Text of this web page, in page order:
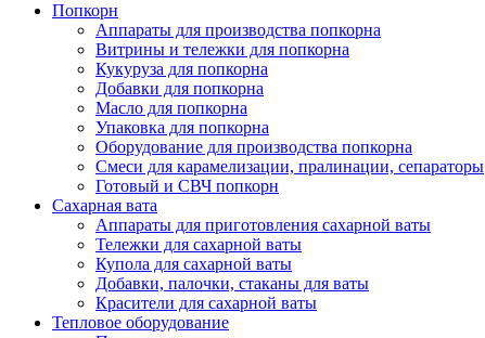
Попкорн
Аппараты для производства попкорна
Витрины и тележки для попкорна
Кукуруза для попкорна
Добавки для попкорна
Масло для попкорна
Упаковка для попкорна
Оборудование для производства попкорна
Смеси для карамелизации, пралинации, сепараторы
Готовый и СВЧ попкорн
Сахарная вата
Аппараты для приготовления сахарной ваты
Тележки для сахарной ваты
Купола для сахарной ваты
Добавки, палочки, стаканы для ваты
Красители для сахарной ваты
Тепловое оборудование